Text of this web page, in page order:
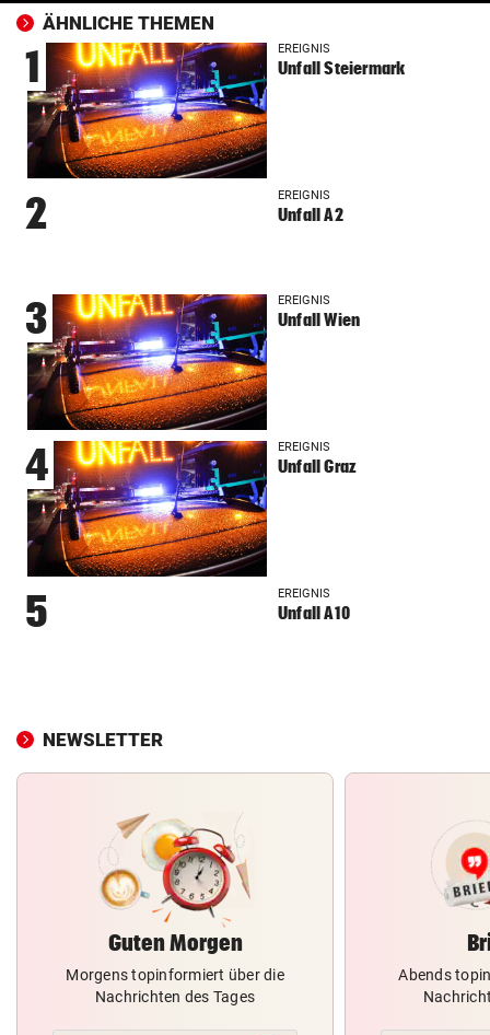
ÄHNLICHE THEMEN
1 EREIGNIS
Unfall Steiermark
2 EREIGNIS
Unfall A2
3 EREIGNIS
Unfall Wien
4 EREIGNIS
Unfall Graz
5 EREIGNIS
Unfall A10
NEWSLETTER
Guten Morgen
Morgens topinformiert über die
Nachrichten des Tages
Abends